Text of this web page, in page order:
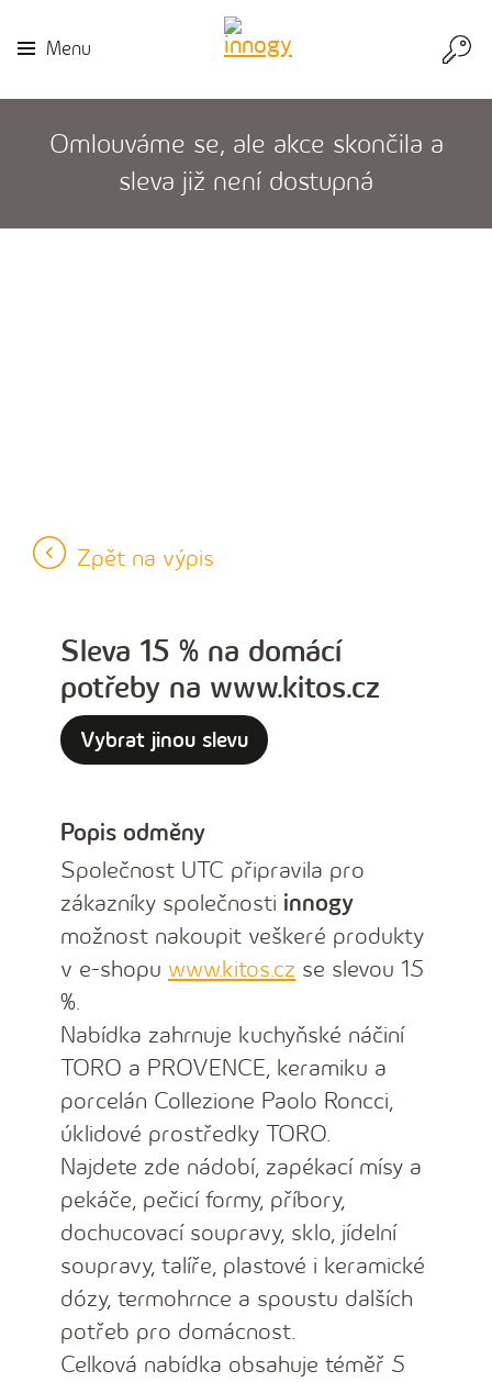
Menu
Omlouváme se, ale akce skončila a
sleva již není dostupná
Zpět na výpis
Sleva 15 % na domácí
potřeby na www.kitos.cz
Vybrat jinou slevu
Popis odměny
Společnost UTC připravila pro
zákazníky společnosti innogy
možnost nakoupit veškeré produkty
v e-shopu www.kitos.cz se slevou 15
%.
Nabídka zahrnuje kuchyňské náčiní
TORO a PROVENCE, keramiku a
porcelán Collezione Paolo Roncci,
úklidové prostředky TORO.
Najdete zde nádobí, zapékací mísy a
pekáče, pečicí formy, příbory,
dochucovací soupravy, sklo, jídelní
soupravy, talíře, plastové i keramické
dózy, termohrnce a spoustu dalších
potřeb pro domácnost.
Celková nabídka obsahuje téměř 5